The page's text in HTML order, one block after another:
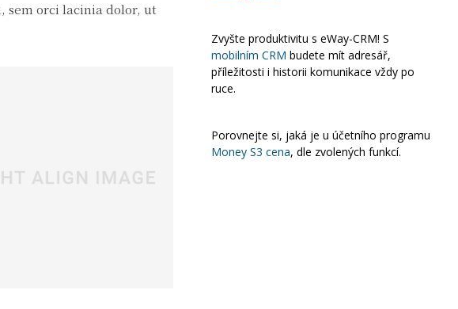
sem orci lacinia dolor, ut
Zvyšte produktivitu s eWay-CRM! S
mobilním CRM budete mít adresář,
příležitosti i historii komunikace vždy po
ruce.
Porovnejte si, jaká je u účetního programu
Money S3 cena, dle zvolených funkcí.